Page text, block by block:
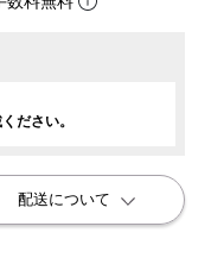
ださい。
配送について